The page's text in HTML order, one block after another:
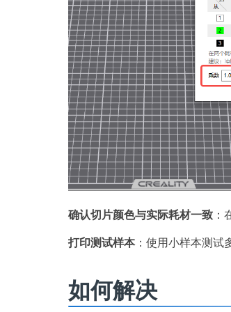
确认切片颜色与实际耗材一致 ：
打印测试样本：使用小样本测试
如何解决